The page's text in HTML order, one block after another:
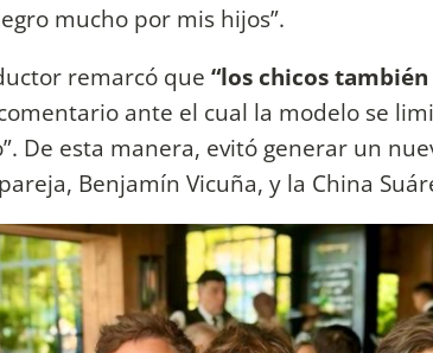
mucho por mis hijos”.
remarcó que “los chicos
ante el cual la modelo se
De esta manera, evitó generar un
Benjamín Vicuña, y la China